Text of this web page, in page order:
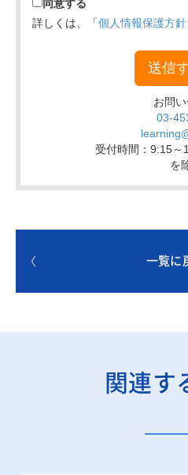
一覧に
関連す